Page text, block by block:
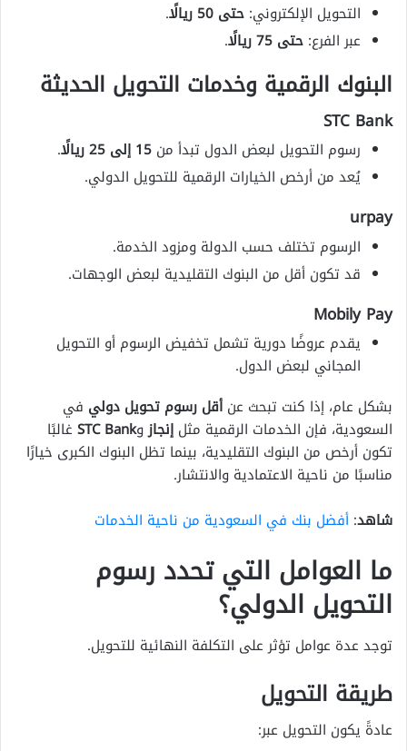
التحويل الإلكتروني: حتى 50 ريالًا
.
عبر الفرع: حتى 75 ريالًا .
البنوك الرقمية وخدمات التحويل الحديثة
STC Bank
رسوم التحويل لبعض الدول تبدأ من 15 إلى 25 ريالًا
.
يُعد من أرخص الخيارات الرقمية للتحويل الدولي.
urpay
الرسوم تختلف حسب الدولة ومزود الخدمة.
قد تكون أقل من البنوك التقليدية لبعض الوجهات.
Mobily Pay
يقدم عروضًا دورية تشمل تخفيض الرسوم أو التحويل
المجاني لبعض الدول.
بشكل عام، إذا كنت تبحث عن أقل رسوم تحويل دولي في
السعودية، فإن الخدمات الرقمية مثل إنجازوSTC Bank غالبًا
تكون أرخص من البنوك التقليدية، بينما تظل البنوك الكبرى خيارًا
مناسبًا من ناحية الاعتمادية والانتشار.
شاهد: أفضل بنك في السعودية من ناحية الخدمات
ما العوامل التي تحدد رسوم
التحويل الدولي؟
توجد عدة عوامل تؤثر على التكلفة النهائية للتحويل.
طريقة التحويل
عادةً يكون التحويل عبر: